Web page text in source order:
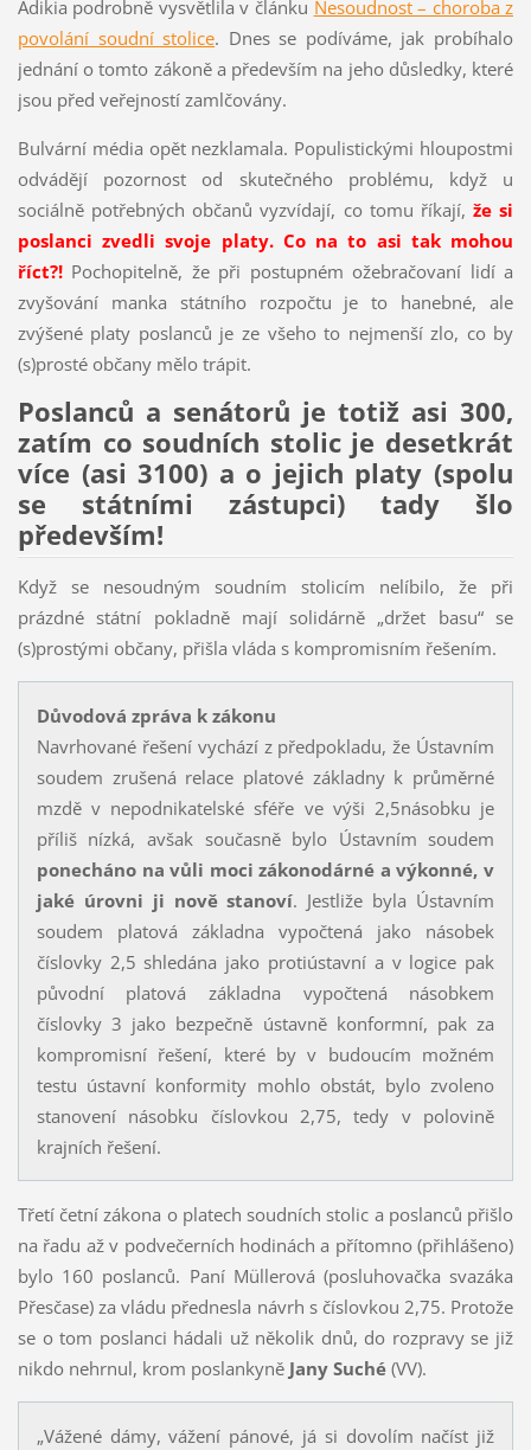
Adikia podrobně vysvětlila v článku Nesoudnost – choroba z
povolání soudní stolice. Dnes se podíváme, jak probíhalo
jednání o tomto zákoně a především na jeho důsledky, které
jsou před veřejností zamlčovány.
Bulvární média opět nezklamala. Populistickými hloupostmi
odvádějí pozornost od skutečného problému, když u
sociálně potřebných občanů vyzvídají, co tomu říkají, že si
poslanci zvedli svoje platy. Co na to asi tak mohou
říct?! Pochopitelně, že při postupném ožebračovaní lidí a
zvyšování manka státního rozpočtu je to hanebné, ale
zvýšené platy poslanců je ze všeho to nejmenší zlo, co by
(s)prosté občany mělo trápit.
Poslanců a senátorů je totiž asi 300,
zatím co soudních stolic je desetkrát
více (asi 3100) a o jejich platy (spolu
se státními zástupci) tady šlo
především!
Když se nesoudným soudním stolicím nelíbilo, že při
prázdné státní pokladně mají solidárně „držet basu“ se
(s)prostými občany, přišla vláda s kompromisním řešením.
Důvodová zpráva k zákonu
Navrhované řešení vychází z předpokladu, že Ústavním
soudem zrušená relace platové základny k průměrné
mzdě v nepodnikatelské sféře ve výši 2,5násobku je
příliš nízká, avšak současně bylo Ústavním soudem
ponecháno na vůli moci zákonodárné a výkonné, v
jaké úrovni ji nově stanoví. Jestliže byla Ústavním
soudem platová základna vypočtená jako násobek
číslovky 2,5 shledána jako protiústavní a v logice pak
původní platová základna vypočtená násobkem
číslovky 3 jako bezpečně ústavně konformní, pak za
kompromisní řešení, které by v budoucím možném
testu ústavní konformity mohlo obstát, bylo zvoleno
stanovení násobku číslovkou 2,75, tedy v polovině
krajních řešení.
Třetí četní zákona o platech soudních stolic a poslanců přišlo
na řadu až v podvečerních hodinách a přítomno (přihlášeno)
bylo 160 poslanců. Paní Müllerová (posluhovačka svazáka
Přesčase) za vládu přednesla návrh s číslovkou 2,75. Protože
se o tom poslanci hádali už několik dnů, do rozpravy se již
nikdo nehrnul, krom poslankyně Jany Suché (VV).
„Vážené dámy, vážení pánové, já si dovolím načíst již